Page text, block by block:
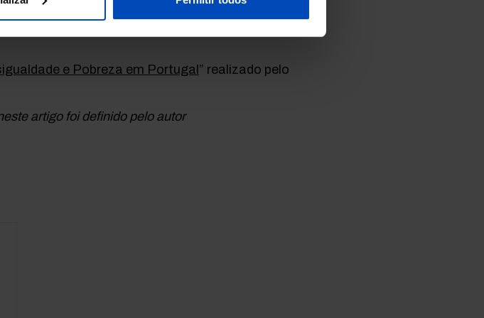
e Pobreza em Portugal ” realizado pelo
artigo foi definido pelo autor